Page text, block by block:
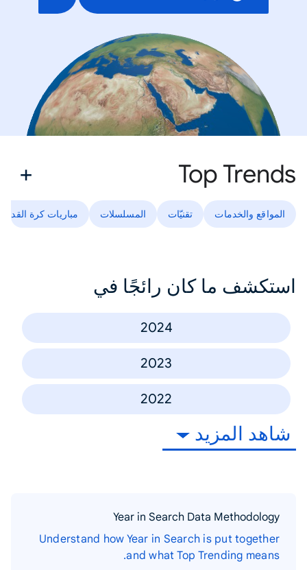
Top Trends
المواقع والخدمات تقنيّات المسلسلات مباريات كرة القدم
استكشف ما كان رائجًا في
2024
2023
2022
شاهد المزيد
Year in Search Data Methodology
Understand how Year in Search is put together
and what Top Trending means.